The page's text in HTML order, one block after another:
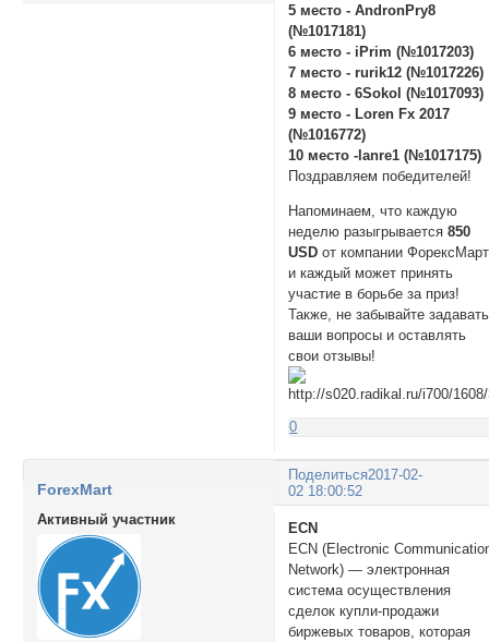
5 место - AndronPry8
(№1017181)
6 место - iPrim (№1017203)
7 место - rurik12 (№1017226)
8 место - 6Sokol (№1017093)
9 место - Loren Fx 2017
(№1016772)
10 место -lanre1 (№1017175)
Поздравляем победителей!
Напоминаем, что каждую
неделю разыгрывается850
USD от компании
и каждый может принять
участие в борьбе за приз!
Также, не забывайте задавать
ваши вопросы и оставлять
свои отзывы!
0
Поделиться2017-02-
02 18:00:52
ForexMart
Активный участник
ECN
ECN (Electronic
Network) — электронная
система осуществления
сделок купли-продажи
биржевых товаров, которая